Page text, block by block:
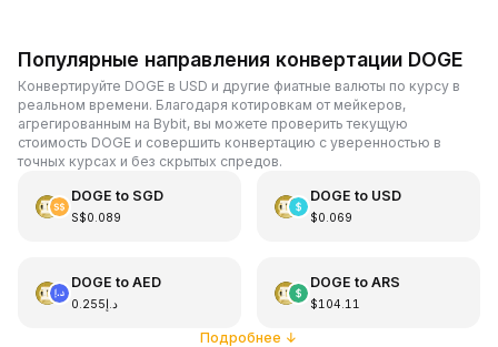
Популярные направления конвертации DOGE
Конвертируйте DOGE в USD и другие фиатные валюты по курсу в
реальном времени. Благодаря котировкам от мейкеров,
агрегированным на Bybit, вы можете проверить текущую
стоимость DOGE и совершить конвертацию с уверенностью в
точных курсах и без скрытых спредов.
DOGE to SGD
S$0.089
DOGE to USD
$0.069
DOGE to AED
د.إ0.255
DOGE to ARS
$104.11
Подробнее ↓